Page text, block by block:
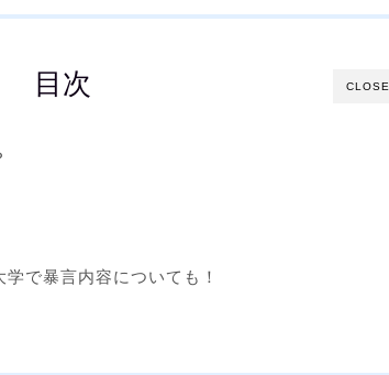
CLOSE
目次
で暴言内容についても！